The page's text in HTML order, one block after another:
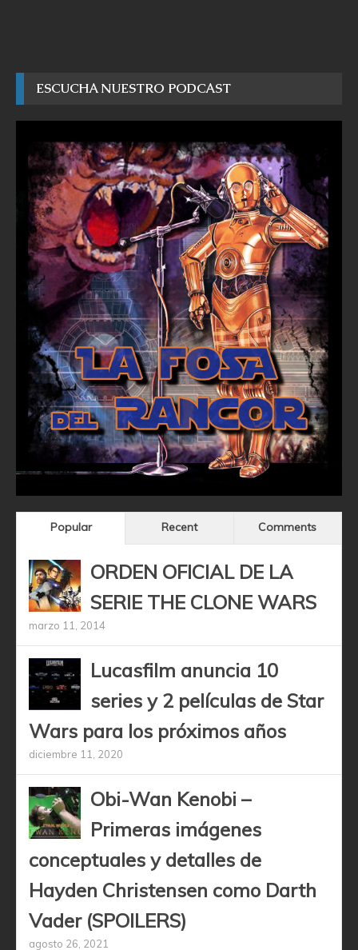
ESCUCHA NUESTRO PODCAST
Popular Recent Comments
ORDEN OFICIAL DE LA
SERIE THE CLONE WARS
marzo 11, 2014
Lucasfilm anuncia 10
series y 2 películas de Star
Wars para los próximos años
diciembre 11, 2020
Obi-Wan Kenobi –
Primeras imágenes
conceptuales y detalles de
Hayden Christensen como Darth
Vader (SPOILERS)
agosto 26, 2021